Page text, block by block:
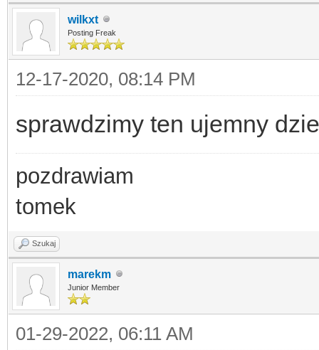
wilkxt
Posting Freak
12-17-2020, 08:14 PM
sprawdzimy ten ujemny
pozdrawiam
tomek
Szukaj
marekm
Junior Member
01-29-2022, 06:11 AM